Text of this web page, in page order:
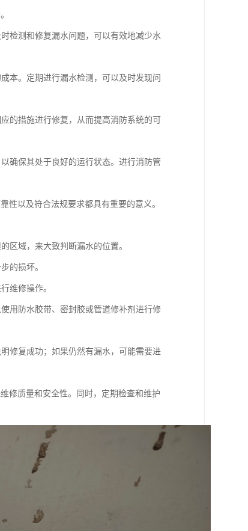
检测和修复漏水问题，可以有效地减少水
本。定期进行漏水检测，可以及时发现问
的措施进行修复，从而提高消防系统的可
确保其处于良好的运行状态。进行消防管
性以及符合法规要求都具有重要的意义。
区域，来大致判断漏水的位置。
的损坏。
维修操作。
用防水胶带、密封胶或管道修补剂进行修
修复成功；如果仍然有漏水，可能需要进
修质量和安全性。同时，定期检查和维护